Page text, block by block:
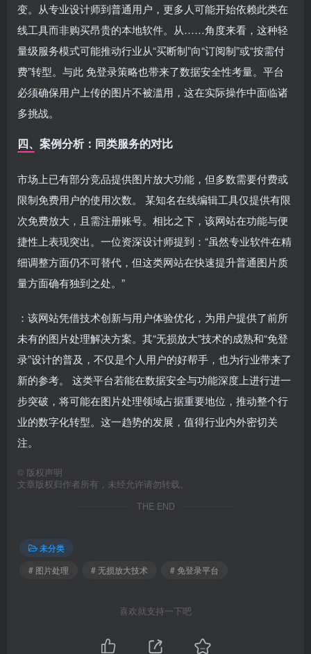
变。从专业设计师到普通用户，更多人可能开始依赖此类在
线工具而非购买昂贵的本地软件。从……角度来看，这种轻
量级服务模式可能推动行业从“买断制”向“订阅制”或“按需付
费”转型。与此 免登录策略也带来了数据安全性考量。平台
必须确保用户上传的图片不被滥用，这在实际操作中面临诸
多挑战。
四、案例分析：同类服务的对比
市场上已有部分竞品提供图片放大功能，但多数需要付费或
限制免费用户的使用次数。 某知名在线编辑工具仅提供有限
次免费放大，且需注册账号。相比之下，该网站在功能与便
捷性上表现突出。一位资深设计师提到：“虽然专业软件在精
细调整方面仍不可替代，但这类网站在快速提升普通图片质
量方面确有独到之处。”
：该网站凭借技术创新与用户体验优化，为用户提供了前所
未有的图片处理解决方案。其“无损放大”技术的成熟和“免登
录”设计的普及，不仅是个人用户的好帮手，也为行业带来了
新的参考。 这类平台若能在数据安全与功能深度上进行进一
步突破，将可能在图片处理领域占据重要地位，推动整个行
业的数字化转型。这一趋势的发展，值得行业内外密切关
注。
© 版权声明
文章版权归作者所有，未经允许请勿转载。
THE END
未分类
# 图片处理
# 无损放大技术 # 免登录平台
喜欢就支持一下吧